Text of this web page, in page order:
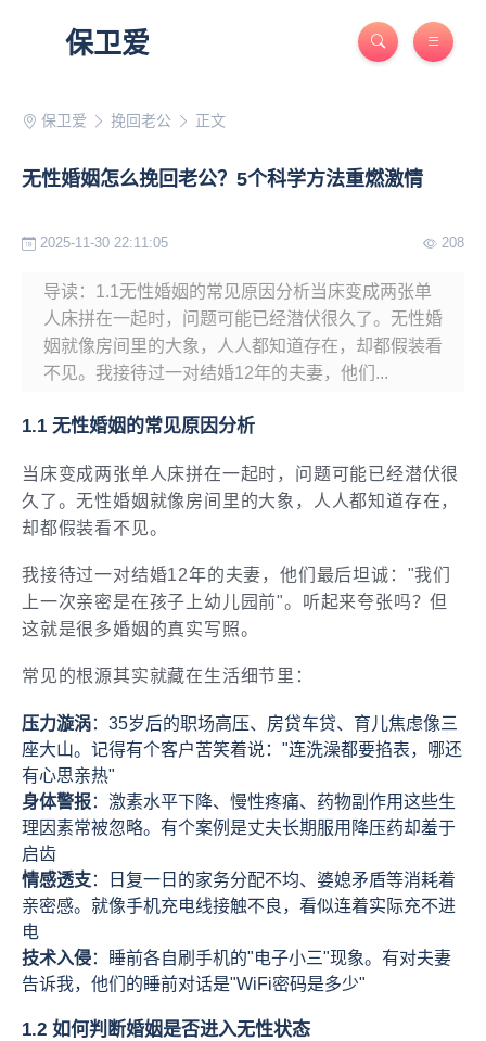
保卫爱
保卫爱 挽回老公 正文
无性婚姻怎么挽回老公？5个科学方法重燃激情
2025-11-30 22:11:05 208
导读：1.1无性婚姻的常见原因分析当床变成两张单
人床拼在一起时，问题可能已经潜伏很久了。无性婚
姻就像房间里的大象，人人都知道存在，却都假装看
不见。我接待过一对结婚12年的夫妻，他们...
1.1 无性婚姻的常见原因分析
当床变成两张单人床拼在一起时，问题可能已经潜伏很
久了。无性婚姻就像房间里的大象，人人都知道存在，
却都假装看不见。
我接待过一对结婚12年的夫妻，他们最后坦诚："我们
上一次亲密是在孩子上幼儿园前"。听起来夸张吗？但
这就是很多婚姻的真实写照。
常见的根源其实就藏在生活细节里：
压力漩涡：35岁后的职场高压、房贷车贷、育儿焦虑像三
座大山。记得有个客户苦笑着说："连洗澡都要掐表，哪还
有心思亲热"
身体警报：激素水平下降、慢性疼痛、药物副作用这些生
理因素常被忽略。有个案例是丈夫长期服用降压药却羞于
启齿
情感透支：日复一日的家务分配不均、婆媳矛盾等消耗着
亲密感。就像手机充电线接触不良，看似连着实际充不进
电
技术入侵：睡前各自刷手机的"电子小三"现象。有对夫妻
告诉我，他们的睡前对话是"WiFi密码是多少"
1.2 如何判断婚姻是否进入无性状态